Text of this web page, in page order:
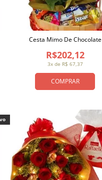
COMPRAR
3x de R$ 67,37
R$202,12
Cesta Mimo De Chocolate